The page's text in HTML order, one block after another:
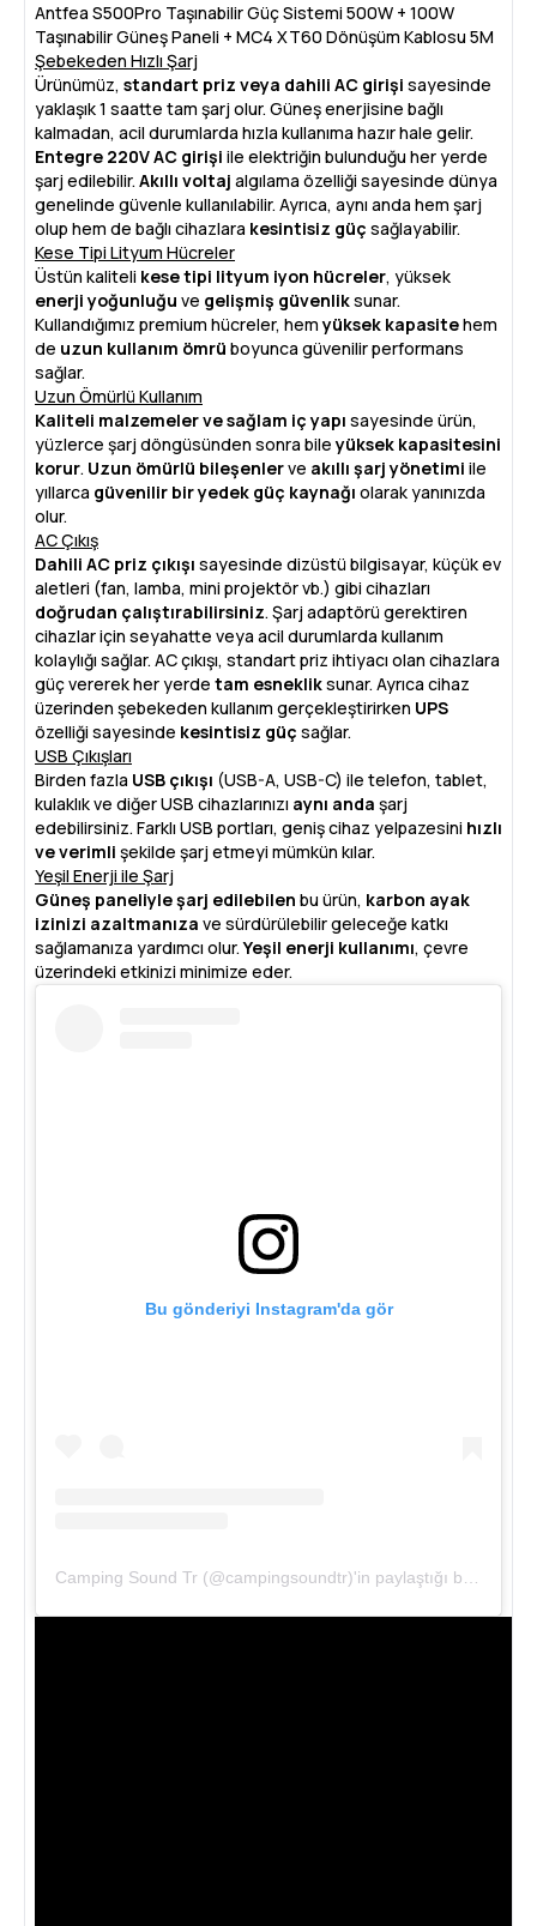
Antfea S500Pro Taşınabilir Güç Sistemi 500W + 100W
Taşınabilir Güneş Paneli + MC4 XT60 Dönüşüm Kablosu 5M
Şebekeden Hızlı Şarj
Ürünümüz, standart priz veya dahili AC girişi sayesinde
yaklaşık 1 saatte tam şarj olur. Güneş enerjisine bağlı
kalmadan, acil durumlarda hızla kullanıma hazır hale gelir.
Entegre 220V AC girişi ile elektriğin bulunduğu her yerde
şarj edilebilir. Akıllı voltaj algılama özelliği sayesinde dünya
genelinde güvenle kullanılabilir. Ayrıca, aynı anda hem şarj
olup hem de bağlı cihazlara kesintisiz güç sağlayabilir.
Kese Tipi Lityum Hücreler
Üstün kaliteli kese tipi lityum iyon hücreler, yüksek
enerji yoğunluğu ve gelişmiş güvenliksunar.
Kullandığımız premium hücreler, hemyüksek kapasitehem
de uzun kullanım ömrü boyunca güvenilir performans
sağlar.
Uzun Ömürlü Kullanım
Kaliteli malzemeler ve sağlam iç yapı sayesinde ürün,
yüzlerce şarj döngüsünden sonra bileyüksek kapasitesini
korur. Uzun ömürlü bileşenlerve akıllı şarj yönetimi ile
yıllarca güvenilir bir yedek güç kaynağı olarak yanınızda
olur.
AC Çıkış
Dahili AC priz çıkışı sayesinde dizüstü bilgisayar, küçük ev
aletleri (fan, lamba, mini projektör vb.) gibi cihazları
doğrudan çalıştırabilirsiniz. Şarj adaptörü gerektiren
cihazlar için seyahatte veya acil durumlarda kullanım
kolaylığı sağlar. AC çıkışı, standart priz ihtiyacı olan cihazlara
güç vererek her yerde tam esnekliksunar. Ayrıca cihaz
üzerinden şebekeden kullanım gerçekleştirirken UPS
özelliği sayesinde kesintisiz güç sağlar.
USB Çıkışları
Birden fazla USB çıkışı (USB-A, USB-C) ile telefon, tablet,
kulaklık ve diğer USB cihazlarınızı aynı anda şarj
edebilirsiniz. Farklı USB portları, geniş cihaz yelpazesini hızlı
ve verimli şekilde şarj etmeyi mümkün kılar.
Yeşil Enerji ile Şarj
Güneş paneliyle şarj edilebilen bu ürün, karbon ayak
izinizi azaltmanıza ve sürdürülebilir geleceğe katkı
sağlamanıza yardımcı olur.Yeşil enerji kullanımı, çevre
üzerindeki etkinizi minimize eder.
Bu gönderiyi Instagram'da gör